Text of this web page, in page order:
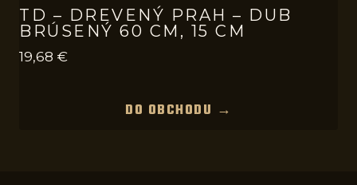
TD – DREVENÝ PRAH – DUB
BRÚSENÝ 60 CM, 15 CM
19,68 €
DO OBCHODU →